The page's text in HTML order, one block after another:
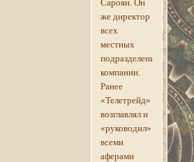
Сароян. Он
же директор
всех
местных
подразделений
компании.
Ранее
«Телетрейд»
возглавлял и
«руководил»
всеми
аферами